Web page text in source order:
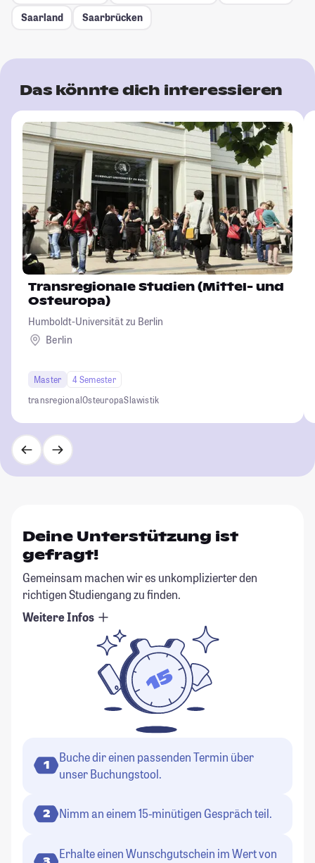
Saarland
Saarbrücken
Das könnte dich interessieren
Transregionale Studien (Mittel- und
Osteuropa)
Humboldt-Universität zu Berlin
Berlin
Master
4 Semester
transregionalOsteuropaSlawistik
Deine Unterstützung ist
gefragt!
Gemeinsam machen wir es unkomplizierter den
richtigen Studiengang zu finden.
Weitere Infos
1
Buche dir einen passenden Termin über
unser Buchungstool.
2 Nimm an einem 15-minütigen Gespräch teil.
Erhalte einen Wunschgutschein im Wert von